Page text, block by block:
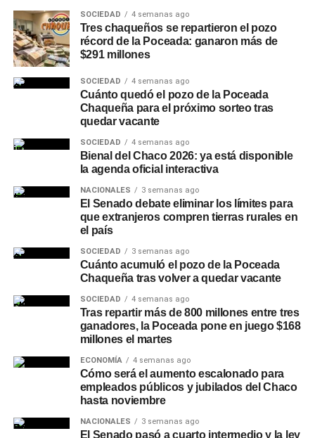
variantes 0.0% ganaron terreno entre consumidores
que buscan balancear hidratación o conducir sin
riesgos sin abandonar el ritual social.
Mapeo de maridajes: La cerveza amplió su
presencia en la gastronomía formal, combinándose
con carnes a las brasas, pastas e incluso postres.
Canales de compra directos: Las plataformas de
envío a domicilio registraron subas constantes en
la demanda, especialmente durante eventos
deportivos de gran escala.
Secretos para servirla y
conservar la calidad
Especialistas del sector señalan que la forma de servido
resulta determinante para apreciar los aromas y evitar
molestias digestivas. La presencia de dos dedos de
espuma es obligatoria para proteger la bebida del
contacto con el oxígeno y retener la gasificación.
A su vez, recomiendan volcar siempre el contenido dentro
de un vaso o copa. Esta práctica permite la liberación del
exceso de gas carbónico, reduciendo la sensación de
pesadez e hinchazón y resaltando las notas del lúpulo y
SOCIEDAD 4 semanas ago
Tres chaqueños se repartieron el pozo
récord de la Poceada: ganaron más de
$291 millones
SOCIEDAD 4 semanas ago
Cuánto quedó el pozo de la Poceada
Chaqueña para el próximo sorteo tras
quedar vacante
SOCIEDAD 4 semanas ago
Bienal del Chaco 2026: ya está disponible
la agenda oficial interactiva
NACIONALES 3 semanas ago
El Senado debate eliminar los límites para
que extranjeros compren tierras rurales en
el país
SOCIEDAD 3 semanas ago
Cuánto acumuló el pozo de la Poceada
Chaqueña tras volver a quedar vacante
SOCIEDAD 4 semanas ago
Tras repartir más de 800 millones entre tres
ganadores, la Poceada pone en juego $168
millones el martes
ECONOMÍA 4 semanas ago
Cómo será el aumento escalonado para
empleados públicos y jubilados del Chaco
hasta noviembre
NACIONALES 3 semanas ago
El Senado pasó a cuarto intermedio y la ley